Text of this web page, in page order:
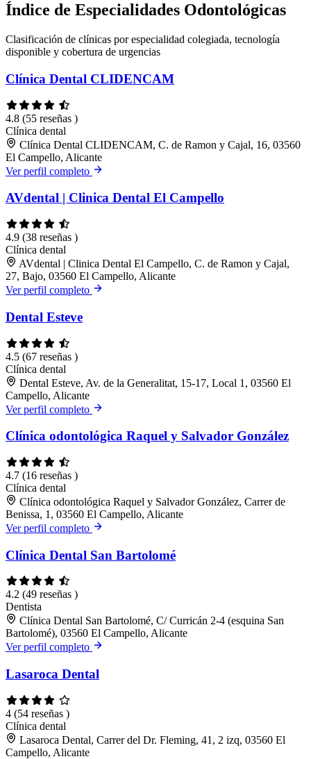
Índice de Especialidades Odontológicas
Clasificación de clínicas por especialidad colegiada, tecnología
disponible y cobertura de urgencias
Clínica Dental CLIDENCAM
4.8 (55 reseñas )
Clínica dental
Clínica Dental CLIDENCAM, C. de Ramon y Cajal, 16, 03560
El Campello, Alicante
Ver perfil completo
AVdental | Clinica Dental El Campello
4.9 (38 reseñas )
Clínica dental
AVdental | Clinica Dental El Campello, C. de Ramon y Cajal,
27, Bajo, 03560 El Campello, Alicante
Ver perfil completo
Dental Esteve
4.5 (67 reseñas )
Clínica dental
Dental Esteve, Av. de la Generalitat, 15-17, Local 1, 03560 El
Campello, Alicante
Ver perfil completo
Clínica odontológica Raquel y Salvador González
4.7 (16 reseñas )
Clínica dental
Clínica odontológica Raquel y Salvador González, Carrer de
Benissa, 1, 03560 El Campello, Alicante
Ver perfil completo
Clínica Dental San Bartolomé
4.2 (49 reseñas )
Dentista
Clínica Dental San Bartolomé, C/ Curricán 2-4 (esquina San
Bartolomé), 03560 El Campello, Alicante
Ver perfil completo
Lasaroca Dental
4 (54 reseñas )
Clínica dental
Lasaroca Dental, Carrer del Dr. Fleming, 41, 2 izq, 03560 El
Campello, Alicante